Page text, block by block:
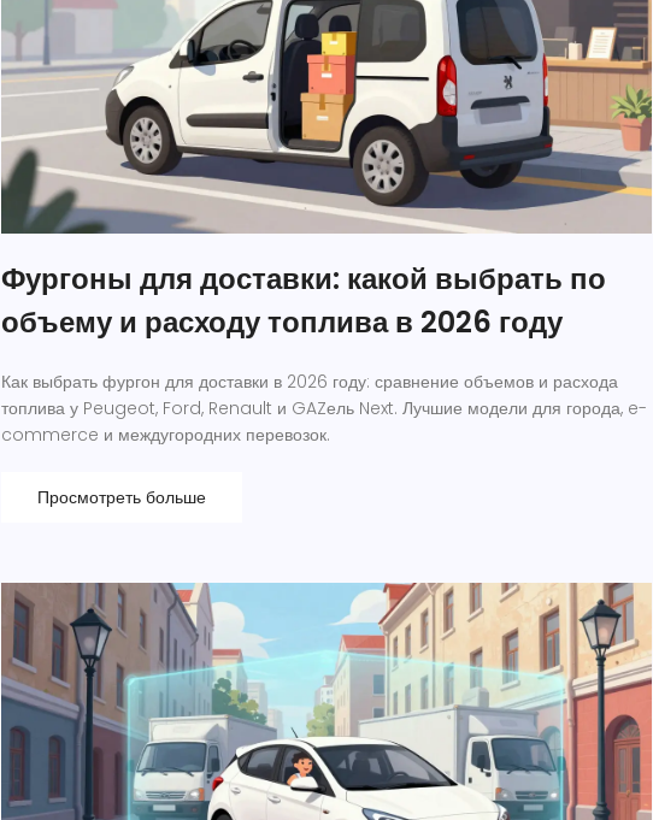
Фургоны для доставки: какой выбрать по
объему и расходу топлива в 2026 году
Как выбрать фургон для доставки в 2026 году: сравнение объемов и расхода
топлива у Peugeot, Ford, Renault и GAZель Next. Лучшие модели для города, e-
commerce и междугородних перевозок.
Просмотреть больше